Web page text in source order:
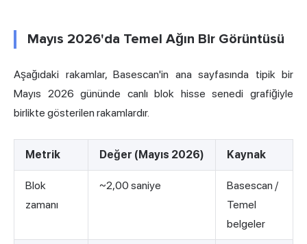
Mayıs 2026'da Temel Ağın Bir Görüntüsü
Aşağıdaki rakamlar, Basescan'in ana sayfasında tipik bir
Mayıs 2026 gününde canlı blok hisse senedi grafiğiyle
birlikte gösterilen rakamlardır.
Metrik Değer (Mayıs 2026) Kaynak
Blok
zamanı
~2,00 saniye
Basescan /
Temel
belgeler